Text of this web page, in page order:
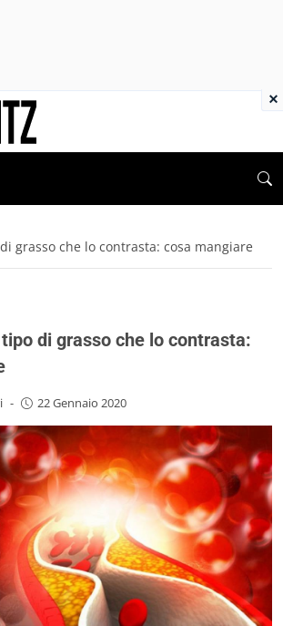
grasso che lo contrasta: cosa mangiare
di grasso che lo contrasta:
- 22 Gennaio 2020
×